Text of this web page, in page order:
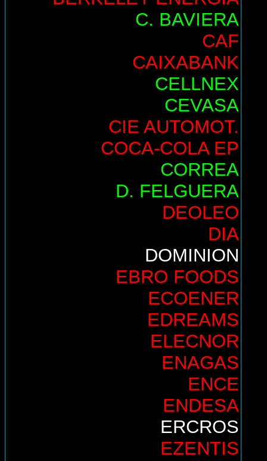
C. BAVIERA
CAF
CAIXABANK
CELLNEX
CEVASA
CIE AUTOMOT.
COCA-COLA EP
CORREA
D. FELGUERA
DEOLEO
DIA
DOMINION
EBRO FOODS
ECOENER
EDREAMS
ELECNOR
ENAGAS
ENCE
ENDESA
ERCROS
EZENTIS